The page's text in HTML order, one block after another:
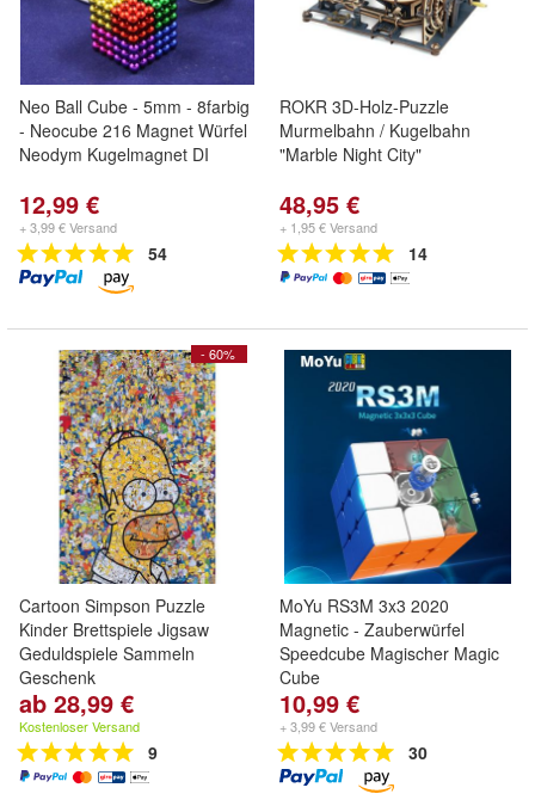
Neo Ball Cube - 5mm - 8farbig
- Neocube 216 Magnet Würfel
Neodym Kugelmagnet DI
12,99 €
+ 3,99 € Versand
54
ROKR 3D-Holz-Puzzle
Murmelbahn / Kugelbahn
"Marble Night City"
48,95 €
+ 1,95 € Versand
14
- 60%
Cartoon Simpson Puzzle
Kinder Brettspiele Jigsaw
Geduldspiele Sammeln
Geschenk
ab 28,99 €
Kostenloser Versand
9
MoYu RS3M 3x3 2020
Magnetic - Zauberwürfel
Speedcube Magischer Magic
Cube
10,99 €
+ 3,99 € Versand
30